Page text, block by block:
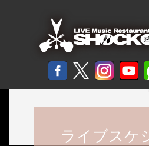
ライブスケ